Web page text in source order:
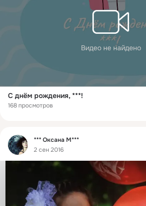
Видео не найдено
С днём рождения, ***!
168 просмотров
Фид
*** Оксана М***
2 сен 2016